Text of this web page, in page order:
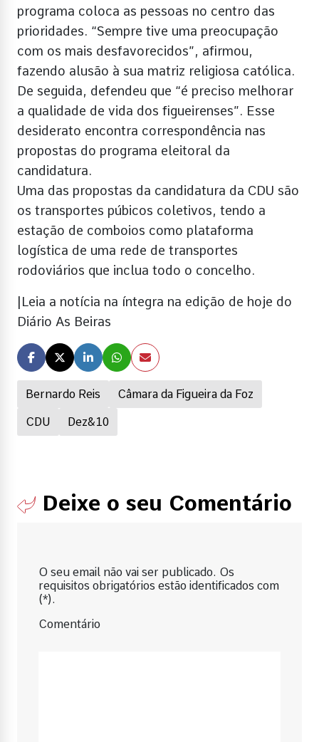
Bernardo Reis Câmara da Figueira da Foz
CDU Dez&10
programa coloca as pessoas no centro das
prioridades. “Sempre tive uma preocupação
com os mais desfavorecidos”, afirmou,
fazendo alusão à sua matriz religiosa católica.
De seguida, defendeu que “é preciso melhorar
a qualidade de vida dos figueirenses”. Esse
desiderato encontra correspondência nas
propostas do programa eleitoral da
candidatura.
Uma das propostas da candidatura da CDU são
os transportes púbicos coletivos, tendo a
estação de comboios como plataforma
logística de uma rede de transportes
rodoviários que inclua todo o concelho.
|Leia a notícia na íntegra na edição de hoje do
Diário As Beiras
Deixe o seu Comentário
O seu email não vai ser publicado. Os
requisitos obrigatórios estão identificados com
(*).
Comentário